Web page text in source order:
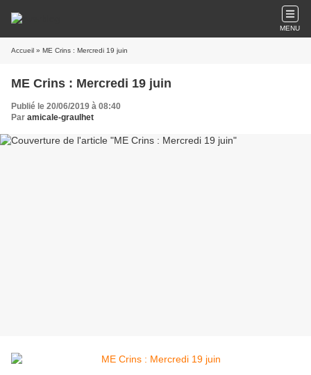
MENU
Accueil » ME Crins : Mercredi 19 juin
ME Crins : Mercredi 19 juin
Publié le 20/06/2019 à 08:40
Par amicale-graulhet